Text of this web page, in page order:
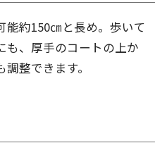
能約150㎝と長め。歩いて
も、厚手のコートの上か
整できます。